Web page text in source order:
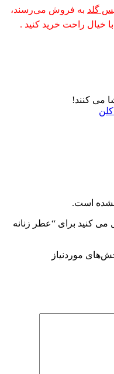
گلد به فروش می‌رسند،
خیال راحت خرید کنید .
می کنند!
نشده است.
می کنید برای “عطر زنانه
موردنیاز